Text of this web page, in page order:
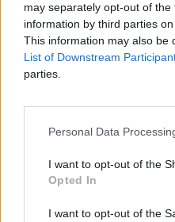
may separately opt-out of
information by third parties
This information may also
List of Downstream
parties.
Personal Data
I want to opt-out of the
Opted In
I want to opt-out of the
01 kwietnia 19:03
– Społeczeństwo jest jak ciało,
chory członek, rękę, nogę, to ją
przypomniał nauki Tomasza z
cząstkę swoich ofiar. Odebrał
poczucie wartości, być może w
– skomentował Stanowski.